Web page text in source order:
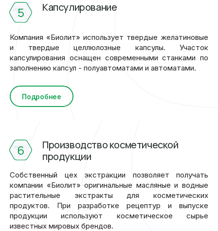
5 Капсулирование
Компания «Биолит» использует твердые желатиновые
и твердые целлюлозные капсулы. Участок
капсулирования оснащен современными станками по
заполнению капсул - полуавтоматами и автоматами.
Подробнее
6
Производство косметической
продукции
Собственный цех экстракции позволяет получать
компании «Биолит» оригинальные масляные и водные
растительные экстракты для косметических
продуктов. При разработке рецептур и выпуске
продукции используют косметическое сырье
известных мировых брендов.